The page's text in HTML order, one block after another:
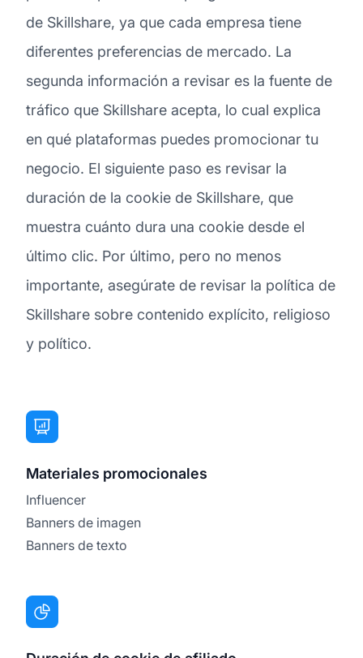
de Skillshare, ya que cada empresa tiene
diferentes preferencias de mercado. La
segunda información a revisar es la fuente de
tráfico que Skillshare acepta, lo cual explica
en qué plataformas puedes promocionar tu
negocio. El siguiente paso es revisar la
duración de la cookie de Skillshare, que
muestra cuánto dura una cookie desde el
último clic. Por último, pero no menos
importante, asegúrate de revisar la política de
Skillshare sobre contenido explícito, religioso
y político.
Materiales promocionales
Influencer
Banners de imagen
Banners de texto